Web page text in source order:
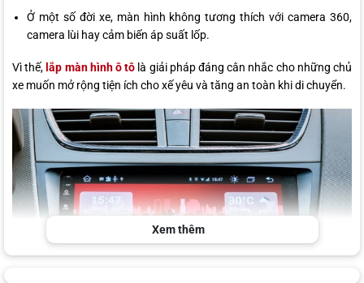
Ở một số đời xe, màn hình không tương thích với camera 360,
camera lùi hay cảm biến áp suất lốp.
Vì thế, lắp màn hình ô tô là giải pháp đáng cân nhắc cho những chủ
xe muốn mở rộng tiện ích cho xế yêu và tăng an toàn khi di chuyển.
Xem thêm